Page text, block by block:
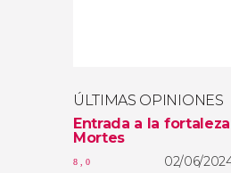
ÚLTIMAS OPINIONES
Entrada a la
Mortes
8,0
02/06/